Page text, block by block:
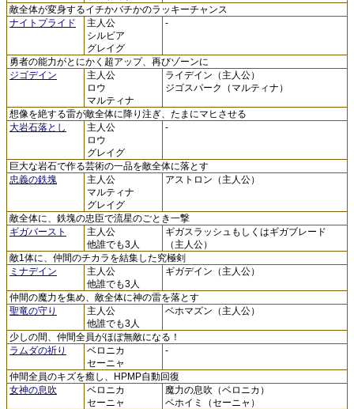
敵全体が変身するイチかバチかのラッキーチャンス
ナイトプライド
主人公
シルビア
グレイグ
-
勇者の能力がとにかく超アップ、再びゾーンに
ジゴデイン
主人公
ロウ
マルティナ
ライデイン（主人公）
ジゴスパーク（マルティナ）
想像を絶する雷が敵全体に降り注ぎ、たまにマヒさせる
大岩石落とし
主人公
ロウ
グレイグ
-
巨大な岩石で作る芸術の一品を敵全体に落とす
忠義の鉄塊
主人公
マルティナ
グレイグ
アストロン（主人公）
敵全体に、鉄塊の忠臣で流星のごとき一撃
ギガバースト
主人公
他誰でも3人
ギガスラッシュもしくはギガブレード
（主人公）
敵1体に、仲間のチカラを結集した究極剣
ミナデイン
主人公
他誰でも3人
ギガデイン（主人公）
仲間の魔力を集め、敵全体に神の雷を落とす
聖竜の守り
主人公
他誰でも3人
ベホマズン（主人公）
少しの間、仲間全員がほぼ無敵になる！
ラムダの祈り
ベロニカ
セーニャ
-
仲間全員のキズを癒し、HPMP自動回復
女神の息吹
ベロニカ
セーニャ
魔力の息吹（ベロニカ）
ベホイミ（セーニャ）